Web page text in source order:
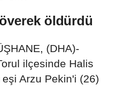
öldürdü
(DHA)-
ilçesinde Halis
eşi Arzu Pekin'i (26)